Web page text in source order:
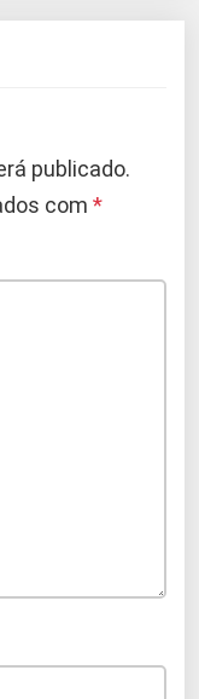
publicado.
com *